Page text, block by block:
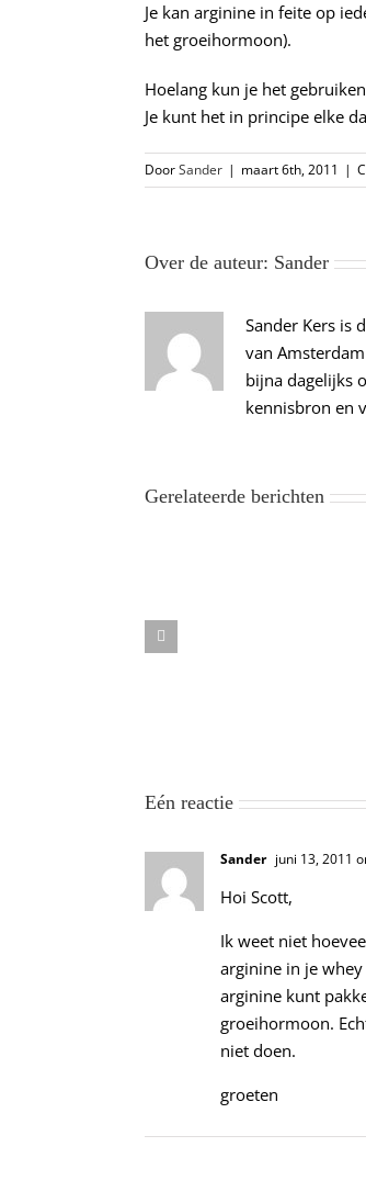
Je kan arginine in feite op
het groeihormoon).
Hoelang kun je het
Je kunt het in principe elke
DoorSander | maart 6th, 2011 |
Over de auteur: Sander
Sander Kers is
van
bijna dagelijks
kennisbron en
Gerelateerde berichten
Eén reactie
Sander juni 13, 2011
Hoi Scott,
Ik weet niet
arginine in je
arginine kunt
groeihormoon.
niet doen.
groeten